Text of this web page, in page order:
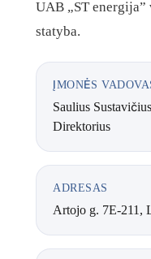
UAB „ST
statyba.
ĮMONĖS
Saulius Sustavičius
Direktorius
ADRESAS
Artojo g. 7E-211,